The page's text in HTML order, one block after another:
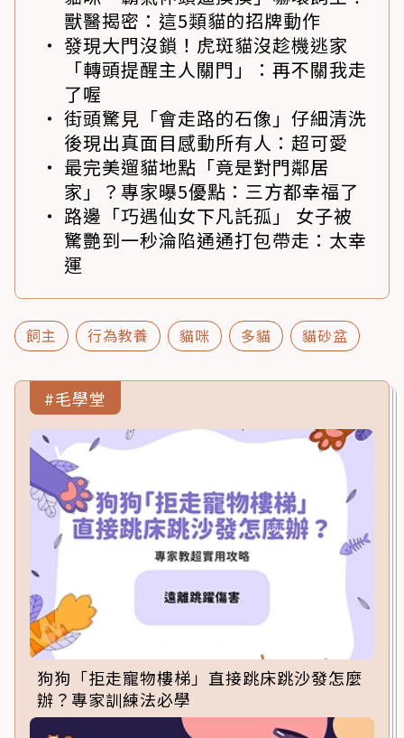
獸醫揭密：這5類貓的招牌動作
發現大門沒鎖！虎斑貓沒趁機逃家
「轉頭提醒主人關門」：再不關我走
了喔
街頭驚見「會走路的石像」仔細清洗
後現出真面目感動所有人：超可愛
最完美遛貓地點「竟是對門鄰居
家」？專家曝5優點：三方都幸福了
路邊「巧遇仙女下凡託孤」 女子被
驚艷到一秒淪陷通通打包帶走：太幸
運
飼主 行為教養 貓咪 多貓 貓砂盆
#毛學堂
狗狗「拒走寵物樓梯」直接跳床跳沙發怎麼
辦？專家訓練法必學